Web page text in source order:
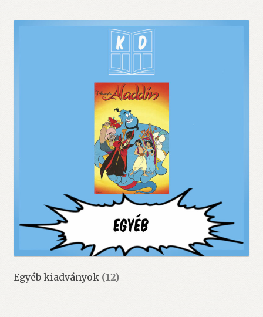
Egyéb kiadványok (12)